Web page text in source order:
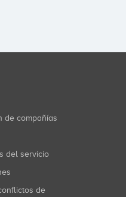
de compañías
del servicio